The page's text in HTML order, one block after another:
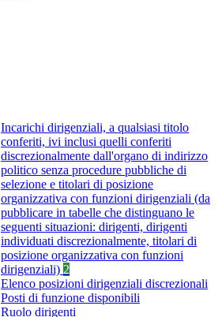
Incarichi dirigenziali, a qualsiasi titolo
conferiti, ivi inclusi quelli conferiti
discrezionalmente dall'organo di indirizzo
politico senza procedure pubbliche di
selezione e titolari di posizione
organizzativa con funzioni dirigenziali (da
pubblicare in tabelle che distinguano le
seguenti situazioni: dirigenti, dirigenti
individuati discrezionalmente, titolari di
posizione organizzativa con funzioni
dirigenziali) 2
Elenco posizioni dirigenziali discrezionali
Posti di funzione disponibili
Ruolo dirigenti